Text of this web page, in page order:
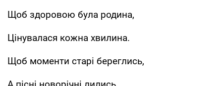
Щоб здоровою була родина,
Цінувалася кожна хвилина.
Щоб моменти старі береглись,